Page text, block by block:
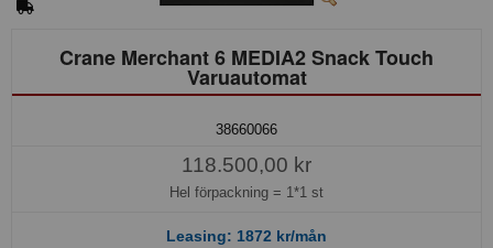
Crane Merchant 6 MEDIA2 Snack Touch
Varuautomat
38660066
118.500,00 kr
Hel förpackning = 1*1 st
Leasing: 1872 kr/mån